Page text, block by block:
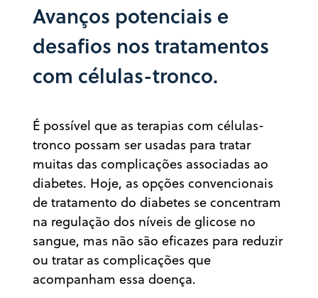
Avanços potenciais e
desafios nos tratamentos
com células-tronco.
É possível que as terapias com células-
tronco possam ser usadas para tratar
muitas das complicações associadas ao
diabetes. Hoje, as opções convencionais
de tratamento do diabetes se concentram
na regulação dos níveis de glicose no
sangue, mas não são eficazes para reduzir
ou tratar as complicações que
acompanham essa doença.